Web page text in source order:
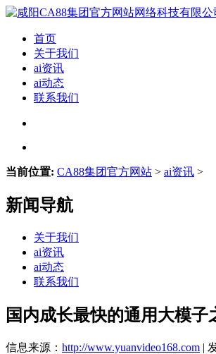
首页
关于我们
ai资讯
ai动态
联系我们
当前位置: CA88集团官方网站 > ai资讯 >
新闻导航
关于我们
ai资讯
ai动态
联系我们
国内成长最快的通用大模子
信息来源： http://www.yuanvideo168.com |